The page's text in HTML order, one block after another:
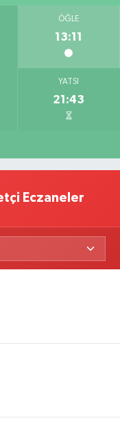
ÖĞLE
13:11
YATSI
21:43
Eczaneler